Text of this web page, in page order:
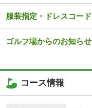
服装指定・ドレスコード
ゴルフ場からのお知らせ
コース情報